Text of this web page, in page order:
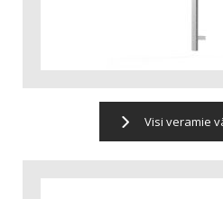
Visi veramie